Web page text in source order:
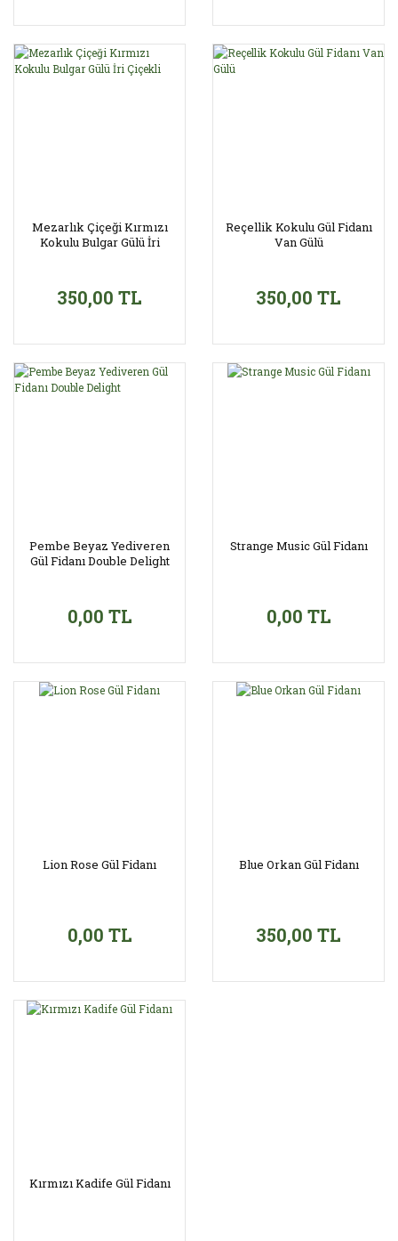
Mezarlık Çiçeği Kırmızı
Kokulu Bulgar Gülü İri
350,00 TL
Reçellik Kokulu Gül Fidanı
Van Gülü
350,00 TL
Pembe Beyaz Yediveren
Gül Fidanı Double Delight
0,00 TL
Strange Music Gül Fidanı
0,00 TL
Lion Rose Gül Fidanı
0,00 TL
Blue Orkan Gül Fidanı
350,00 TL
Kırmızı Kadife Gül Fidanı